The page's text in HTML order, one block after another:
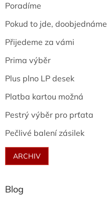
Poradíme
Pokud to jde, doobjednáme
Přijedeme za vámi
Prima výběr
Plus plno LP desek
Platba kartou možná
Pestrý výběr pro prťata
Pečlivé balení zásilek
ARCHIV
Blog